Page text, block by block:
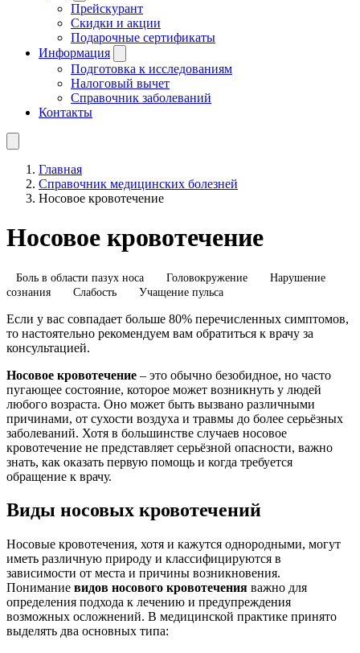
Прейскурант
Скидки и акции
Подарочные сертификаты
Информация
Подготовка к исследованиям
Налоговый вычет
Справочник заболеваний
Контакты
Главная
Справочник медицинских болезней
Носовое кровотечение
Носовое кровотечение
Боль в области пазух носа Головокружение
Нарушение
сознания
Слабость Учащение пульса
Если у вас совпадает больше 80% перечисленных симптомов,
то настоятельно рекомендуем вам обратиться к врачу за
консультацией.
Носовое кровотечение – это обычно безобидное, но часто
пугающее состояние, которое может возникнуть у людей
любого возраста. Оно может быть вызвано различными
причинами, от сухости воздуха и травмы до более серьёзных
заболеваний. Хотя в большинстве случаев носовое
кровотечение не представляет серьёзной опасности, важно
знать, как оказать первую помощь и когда требуется
обращение к врачу.
Виды носовых кровотечений
Носовые кровотечения, хотя и кажутся однородными, могут
иметь различную природу и классифицируются в
зависимости от места и причины возникновения.
Понимание видов носового кровотечения важно для
определения подхода к лечению и предупреждения
возможных осложнений. В медицинской практике принято
выделять два основных типа: